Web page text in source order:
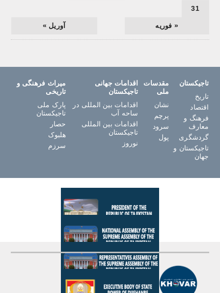
« فوریه آوریل »
31
تاجیکستان
تاریخ
اقتصاد
فرهنگ و
معارف
گردشگری
تاجیکستان و
جهان
مقدسات
ملی
نشان
پرچم
سرود
پول
اقدامات جهانی
تاجیکستان
اقدامات بین المللی در
ساحه آب
اقدامات بین المللی
تاجیکستان
نوروز
میراث فرهنگی و
تاریخی
پارک ملی
تاجیکستان
حصار
هلبوک
سرزم